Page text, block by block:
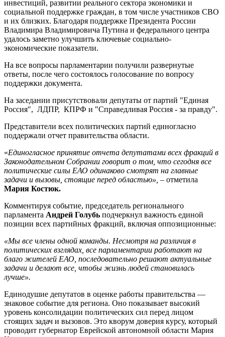
инвестиций, развитии реального сектора экономики и
социальной поддержке граждан, в том числе участников СВО
и их близких. Благодаря поддержке Президента России
Владимира Владимировича Путина и федерального центра
удалось заметно улучшить ключевые социально-
экономические показатели.
На все вопросы парламентарии получили развернутые
ответы, после чего состоялось голосование по вопросу
поддержки документа.
На заседании присутствовали депутаты от партий "Единая
Россия", ЛДПР, КПРФ и "Справедливая Россия - за правду".
Представители всех политических партий единогласно
поддержали отчет правительства области.
«Единогласное принятие отчета депутатами всех фракций в
Законодательном Собрании говорит о том, что сегодня все
политические силы ЕАО одинаково смотрят на главные
задачи и вызовы, стоящие перед областью», – отметила
Мария Костюк.
Комментируя событие, председатель регионального
парламента Андрей Голубь подчеркнул важность единой
позиции всех партийных фракций, включая оппозиционные:
«Мы все члены одной команды. Несмотря на различия в
политических взглядах, все парламентарии работают на
благо жителей ЕАО, последовательно решают актуальные
задачи и делают все, чтобы жизнь людей становилась
лучше».
Единодушие депутатов в оценке работы правительства —
знаковое событие для региона. Оно показывает высокий
уровень консолидации политических сил перед лицом
стоящих задач и вызовов. Это кворум доверия курсу, который
проводит губернатор Еврейской автономной области Мария